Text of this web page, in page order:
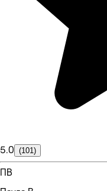
5.0 (101)
ПВ